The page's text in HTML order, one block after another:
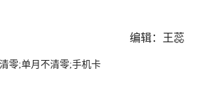
编辑：王蕊
零;单月不清零;手机卡